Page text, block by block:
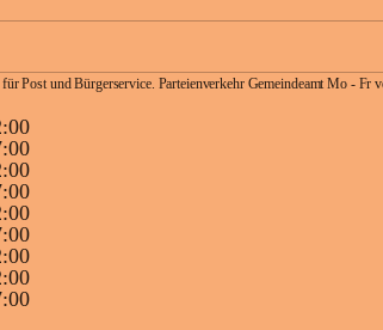
für Post und Bürgerservice. Parteienverkehr Gemeindeamt Mo - Fr